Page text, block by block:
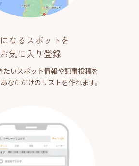
なるスポットを
お気に入り登録
たいスポット情報や記事投稿を
なただけのリストを作れます。